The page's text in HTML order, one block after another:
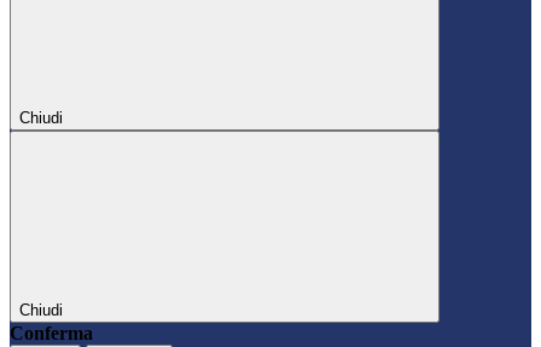
Chiudi
Chiudi
Conferma